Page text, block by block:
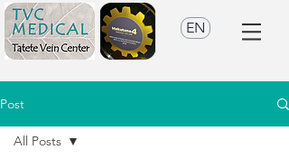
EN
Post
All Posts